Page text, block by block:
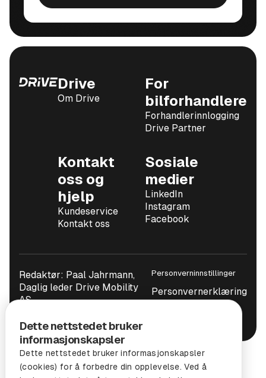
Drive
Om Drive
For
bilforhandlere
Forhandlerinnlogging
Drive Partner
Kontakt
oss og
hjelp
Kundeservice
Kontakt oss
Sosiale
medier
LinkedIn
Instagram
Facebook
Redaktør: Paal Jahrmann,
Daglig leder Drive Mobility
AS
Personverninnstillinger
Personvernerklæring
Dette nettstedet bruker
informasjonskapsler
Dette nettstedet bruker informasjonskapsler
(cookies) for å forbedre din opplevelse. Ved å